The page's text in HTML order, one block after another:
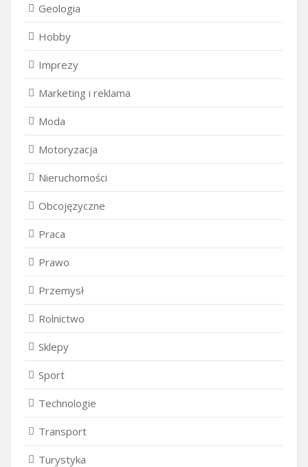
Geologia
Hobby
Imprezy
Marketing i reklama
Moda
Motoryzacja
Nieruchomości
Obcojęzyczne
Praca
Prawo
Przemysł
Rolnictwo
Sklepy
Sport
Technologie
Transport
Turystyka